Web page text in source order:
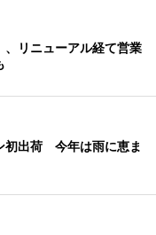
リニューアル経て営業
初出荷 今年は雨に恵ま